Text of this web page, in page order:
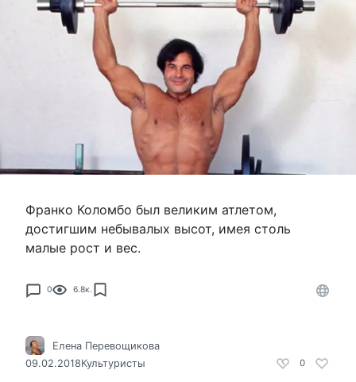
Франко Коломбо был великим атлетом,
достигшим небывалых высот, имея столь
малые рост и вес.
0 6.8к.
0
Елена Перевощикова
09.02.2018Культуристы